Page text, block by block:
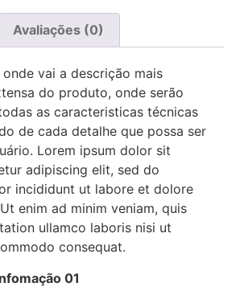
Avaliações (0)
vai a descrição mais
do produto, onde serão
as caracteristicas técnicas
de cada detalhe que possa ser
Lorem ipsum dolor sit
adipiscing elit, sed do
incididunt ut labore et dolore
enim ad minim veniam, quis
ullamco laboris nisi ut
consequat.
01